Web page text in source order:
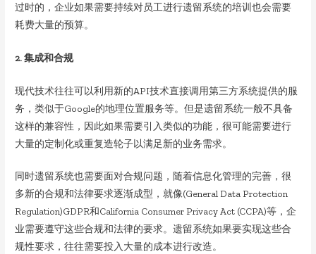
过时的，企业如果需要持续对员工进行遗留系统的培训也会需要
耗费大量的预算。
2. 集成和合规
现代技术往往可以利用新的API技术直接调用第三方系统提供的服
务，类似于Google的地理位置服务等。但是遗留系统一般不具备
这样的兼容性，因此如果需要引入类似的功能，很可能需要进行
大量的定制化或重复造轮子以满足新的业务需求。
同时遗留系统也需要面对合规问题，随着信息化管理的完善，很
多新的合规和法律要求逐渐成型，就像(General Data Protection
Regulation)GDPR和California Consumer Privacy Act (CCPA)等，企
业需要遵守这些合规和法律的要求。遗留系统如果要实现这些合
规性要求，往往需要投入大量的成本进行改造。